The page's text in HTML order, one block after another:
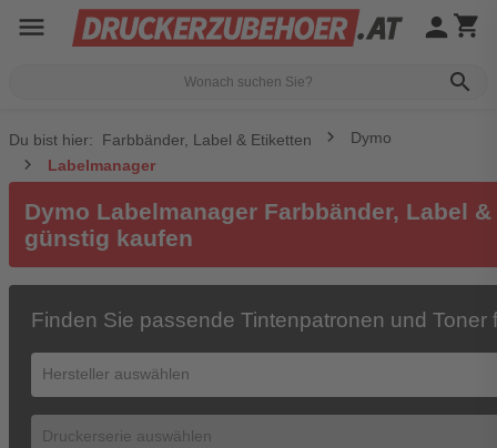
menu
search
person shopping_cart
Du bist hier: Farbbänder, Label & Etiketten
Dymo
Labelmanager
Dymo Labelmanager Farbbänder, Label
günstig kaufen
Finden Sie passende Tintenpatronen und Toner